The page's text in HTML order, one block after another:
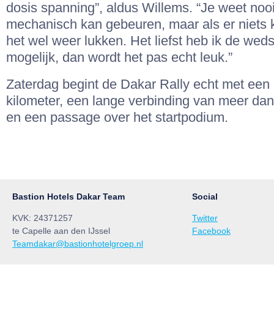
dosis spanning”, aldus Willems. “Je weet
mechanisch kan gebeuren, maar als er niets
het wel weer lukken. Het liefst heb ik de
mogelijk, dan wordt het pas echt leuk.”
Zaterdag begint de Dakar Rally echt met
kilometer, een lange verbinding van meer
en een passage over het startpodium.
Bastion Hotels Dakar Team
KVK: 24371257
te Capelle aan den IJssel
Teamdakar@bastionhotelgroep.nl
Social
Twitter
Facebook